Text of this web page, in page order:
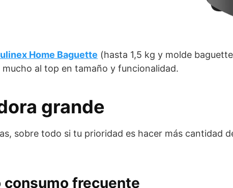
Home Baguette (hasta 1,5 kg y molde
al top en tamaño y funcionalidad.
grande
sobre todo si tu prioridad es hacer más cantidad
consumo frecuente